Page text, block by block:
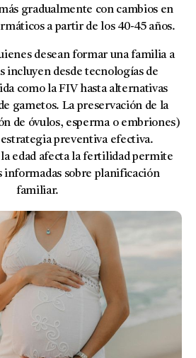
gradualmente con cambios en
a partir de los 40-45 años.
desean formar una familia a
incluyen desde tecnologías de
como la FIV hasta alternativas
gametos. Lapreservación de la
de óvulos, esperma o embriones)
preventiva efectiva.
edad afecta la fertilidad permite
informadas sobre planificación
familiar.